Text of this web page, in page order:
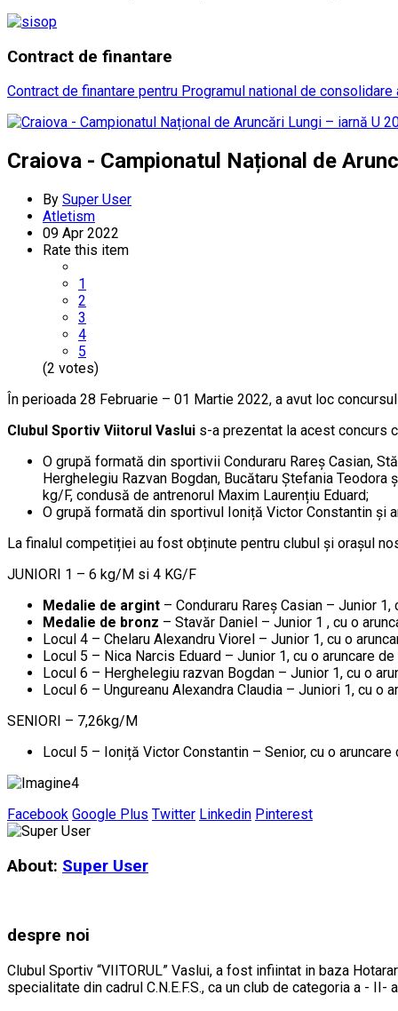
Contract de finantare
Contract de finantare pentru Programul national de
Craiova - Campionatul Național de
By Super User
Atletism
09 Apr 2022
Rate this item
1
2
3
4
5
(2 votes)
În perioada 28 Februarie – 01 Martie 2022, a avut loc
Clubul Sportiv Viitorul Vaslui s-a prezentat la acest concurs
O grupă formată din sportivii Conduraru Rareș Casian,
Herghelegiu Razvan Bogdan, Bucătaru Ștefania
kg/F, condusă de antrenorul Maxim Laurențiu Eduard;
O grupă formată din sportivul Ioniță Victor Constantin și
La finalul competiției au fost obținute pentru clubul și orașul
JUNIORI 1 – 6 kg/M si 4 KG/F
Medalie de argint – Conduraru Rareș Casian – Junior 1,
Medalie de bronz – Stavăr Daniel – Junior 1 , cu o
Locul 4 – Chelaru Alexandru Viorel – Junior 1, cu o
Locul 5 – Nica Narcis Eduard – Junior 1, cu o aruncare de
Locul 6 – Herghelegiu razvan Bogdan – Junior 1, cu o
Locul 6 – Ungureanu Alexandra Claudia – Juniori 1, cu o
SENIORI – 7,26kg/M
Locul 5 – Ioniță Victor Constantin – Senior, cu o
Facebook Google Plus Twitter Linkedin Pinterest
About: Super User
despre noi
Clubul Sportiv “VIITORUL” Vaslui, a fost infiintat in baza
specialitate din cadrul C.N.E.F.S., ca un club de categoria a -